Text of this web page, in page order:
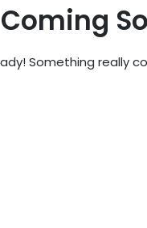
Coming
Something really